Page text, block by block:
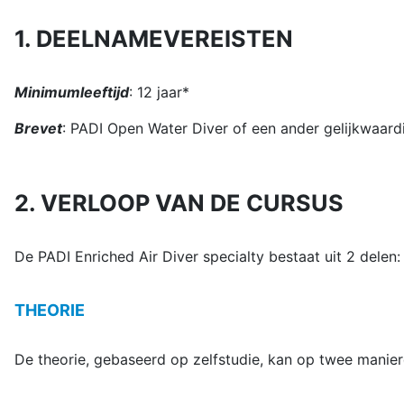
1. DEELNAMEVEREISTEN
Minimumleeftijd: 12 jaar*
Brevet: PADI Open Water Diver of een ander
2. VERLOOP VAN DE CURSUS
De PADI Enriched Air Diver specialty bestaat uit 2 delen:
THEORIE
De theorie, gebaseerd op zelfstudie, kan op twee